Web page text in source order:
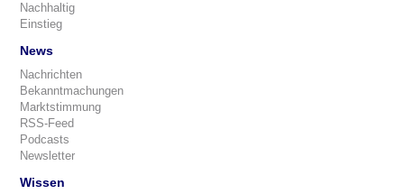
Nachhaltig
Einstieg
News
Nachrichten
Bekanntmachungen
Marktstimmung
RSS-Feed
Podcasts
Newsletter
Wissen